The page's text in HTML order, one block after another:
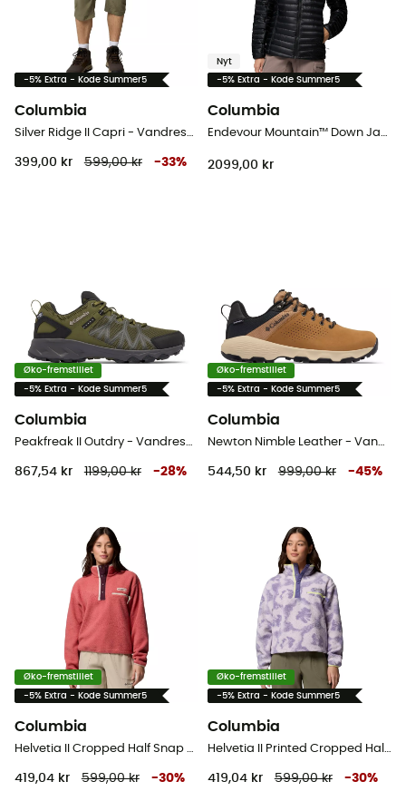
-5% Extra - Kode Summer5
Columbia
Silver Ridge II Capri - Vandreshort - Herrer
399,00 kr 599,00 kr -33%
Nyt
-5% Extra - Kode Summer5
Columbia
Endevour Mountain™ Down Jacket - Dunjakke - Damer
2099,00 kr
Øko-fremstillet
-5% Extra - Kode Summer5
Columbia
Peakfreak II Outdry - Vandresko - Herrer
867,54 kr 1199,00 kr -28%
Øko-fremstillet
-5% Extra - Kode Summer5
Columbia
Newton Nimble Leather - Vandresko - Herrer
544,50 kr 999,00 kr -45%
Øko-fremstillet
-5% Extra - Kode Summer5
Columbia
Helvetia II Cropped Half Snap Fleece - Fleecejakke - Damer
419,04 kr 599,00 kr -30%
Øko-fremstillet
-5% Extra - Kode Summer5
Columbia
Helvetia II Printed Cropped Half Snap - Fleecejakke - Damer
419,04 kr 599,00 kr -30%